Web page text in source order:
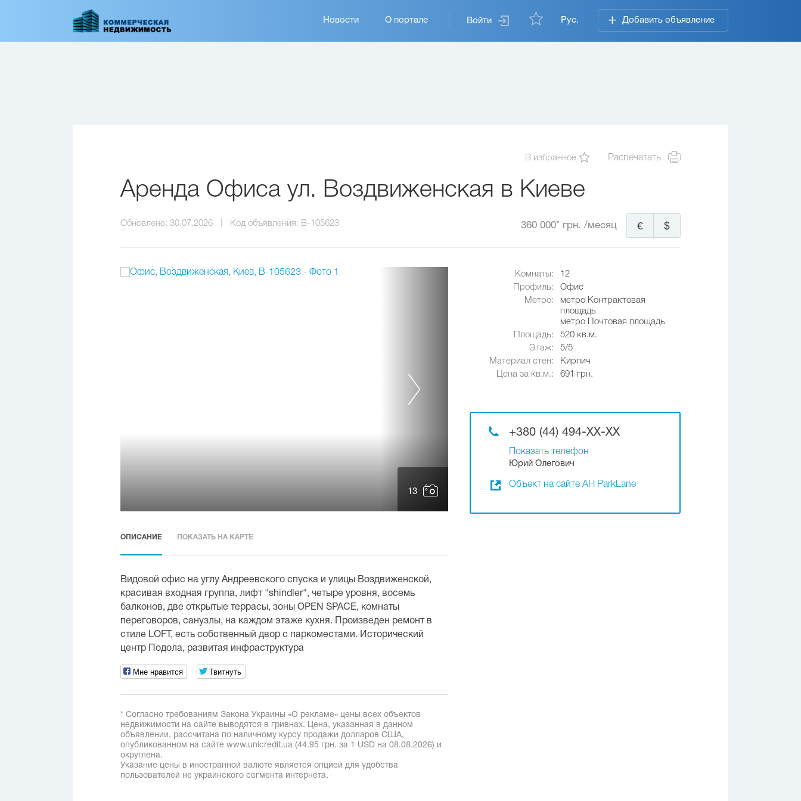
Войти Рус. Добавить объявление
Основная
навигация
Новости О портале
В избранное Распечатать
Аренда Офиса ул. Воздвиженская в Киеве
Обновлено: 30.07.2026 Код объявления: B-105623 360 000* грн. /месяц $
€
13
Комнаты:
12
Профиль:
Офис
Метро:
метро Контрактовая
площадь
метро Почтовая площадь
Площадь:
520 кв.м.
Этаж:
5/5
Материал стен:
Кирпич
Цена за кв.м.:
691 грн.
+380 (44) 494-XX-XX
Показать телефон
Юрий Олегович
Объект на сайте АН ParkLane
ОПИСАНИЕ ПОКАЗАТЬ НА КАРТЕ
Видовой офис на углу Андреевского спуска и улицы Воздвиженской,
красивая входная группа, лифт "shindler", четыре уровня, восемь
балконов, две открытые террасы, зоны OPEN SPACE, комнаты
переговоров, санузлы, на каждом этаже кухня. Произведен ремонт в
стиле LOFT, есть собственный двор с паркоместами. Исторический
центр Подола, развитая инфраструктура
Мне нравится Твитнуть
* Согласно требованиям Закона Украины «О рекламе» цены всех объектов
недвижимости на сайте выводятся в гривнах. Цена, указанная в данном
объявлении, рассчитана по наличному курсу продажи долларов США,
опубликованном на сайте www.unicredit.ua (44.95 грн. за 1 USD на 08.08.2026) и
округлена.
Указание цены в иностранной валюте является опцией для удобства
пользователей не украинского сегмента интернета.